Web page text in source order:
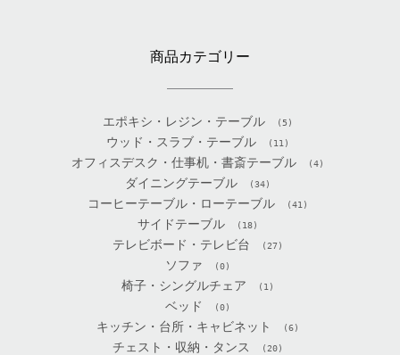
商品カテゴリー
エポキシ・レジン・テーブル (5)
ウッド・スラブ・テーブル (11)
オフィスデスク・仕事机・書斎テーブル (4)
ダイニングテーブル (34)
コーヒーテーブル・ローテーブル (41)
サイドテーブル (18)
テレビボード・テレビ台 (27)
ソファ (0)
椅子・シングルチェア (1)
ベッド (0)
キッチン・台所・キャビネット (6)
チェスト・収納・タンス (20)